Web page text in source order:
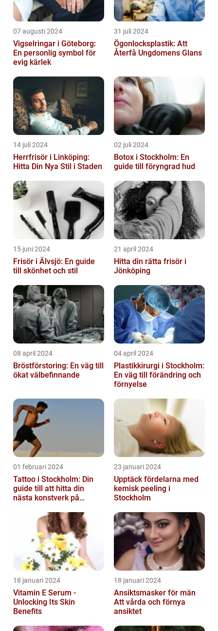
07 augusti 2024
Vigselringar i Göteborg:
En personlig symbol för
evig kärlek
31 juli 2024
Ögonlocksplastik: Att
Återfå Ungdomens Glans
14 juli 2024
Herrfrisör i Linköping:
Hitta Din Nya Stil i Staden
02 juli 2024
Botox i Stockholm: En
guide till föryngrad hud
15 juni 2024
Frisör i Älvsjö: En guide
till skönhet och stil
21 april 2024
Hitta din rätta frisör i
Jönköping
08 april 2024
Bröstförstoring: En väg till
ökat välbefinnande
04 april 2024
Plastikkirurgi i Stockholm:
En väg till förändring och
förnyelse
01 februari 2024
Tattoo i Stockholm: Din
guide till att hitta din
nästa konstverk på
23 januari 2024
Upptäck fördelarna med
kemisk peeling i
Stockholm
18 januari 2024
Vitamin E Serum -
Unlocking Its Skin
Benefits
18 januari 2024
Ansiktsmasker för män
Att vårda och förnya
ansiktet